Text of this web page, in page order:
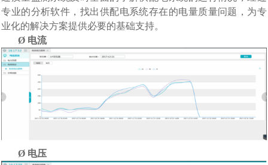
专业的分析软件，找出供配电系统存在的电量质量问题，为专
业化的解决方案提供必要的基础支持。
Ø 电流
Ø 电压